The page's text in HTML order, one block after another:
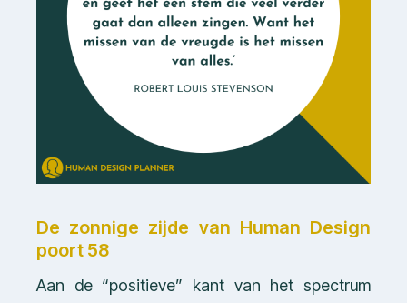
De zonnige zijde van Human Design
poort 58
Aan de “positieve” kant van het spectrum